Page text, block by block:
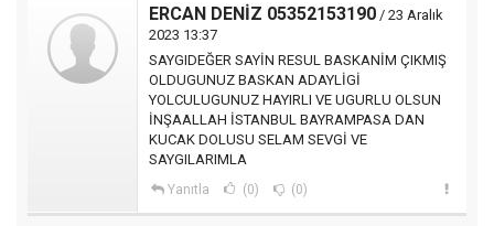
ERCAN DENİZ 05352153190 / 23 Aralık
2023 13:37
SAYGIDEĞER SAYİN RESUL BASKANİM ÇIKMIŞ
OLDUGUNUZ BASKAN ADAYLİGİ
YOLCULUGUNUZ HAYIRLI VE UGURLU OLSUN
İNŞAALLAH İSTANBUL BAYRAMPASA DAN
KUCAK DOLUSU SELAM SEVGİ VE
SAYGILARIMLA
Yanıtla (0) (0)